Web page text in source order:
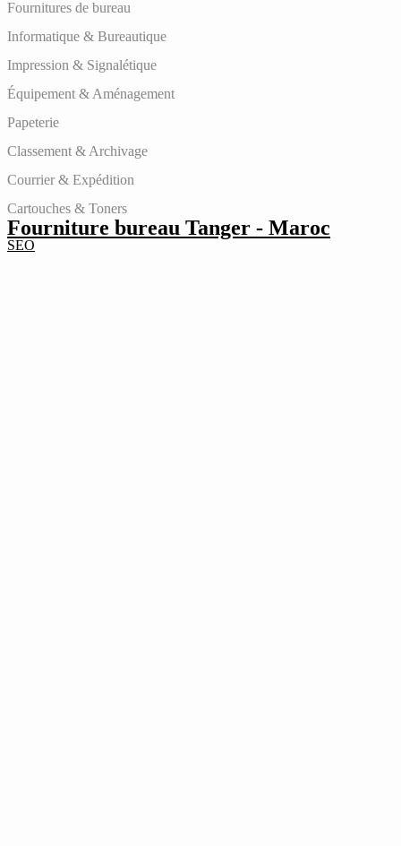
Fournitures de bureau
Informatique & Bureautique
Impression & Signalétique
Équipement & Aménagement
Papeterie
Classement & Archivage
Courrier & Expédition
Cartouches & Toners
Fourniture bureau Tanger - Maroc
SEO